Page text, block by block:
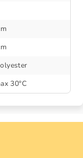
30°C